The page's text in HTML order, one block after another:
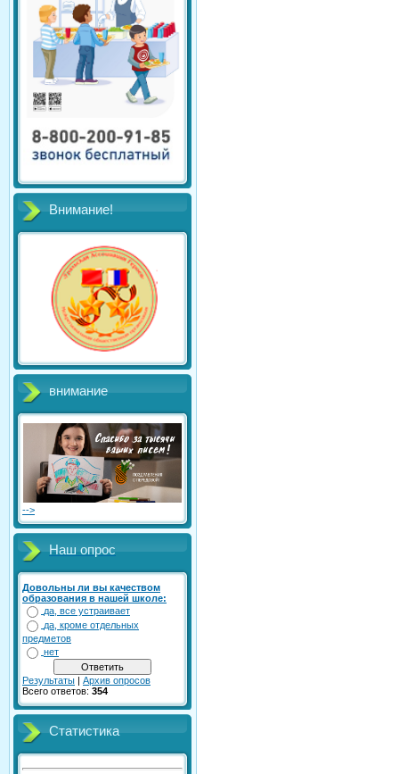
Внимание!
внимание
-->
Наш опрос
Довольны ли вы качеством
образования в нашей школе:
да, все устраивает
да, кроме отдельных
предметов
нет
Результаты | Архив опросов
Всего ответов: 354
Статистика